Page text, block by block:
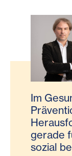
Im
gerade
sozial